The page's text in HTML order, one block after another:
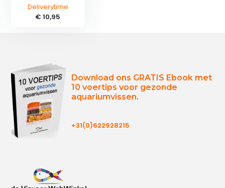
Deliverytime
€ 10,95
Download ons GRATIS Ebook met
10 voertips voor gezonde
aquariumvissen.
+31(0)622928215